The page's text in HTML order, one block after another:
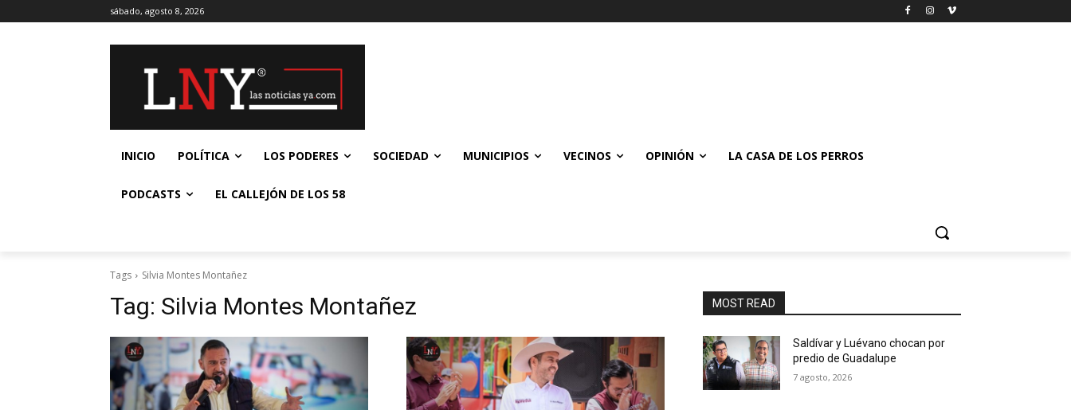
sábado, agosto 8, 2026
INICIO POLÍTICA LOS PODERES SOCIEDAD MUNICIPIOS VECINOS OPINIÓN LA CASA DE LOS PERROS
PODCASTS EL CALLEJÓN DE LOS 58
Tags Silvia Montes Montañez
Tag: Silvia Montes Montañez MOST READ
Saldívar y Luévano chocan por
predio de Guadalupe
7 agosto, 2026